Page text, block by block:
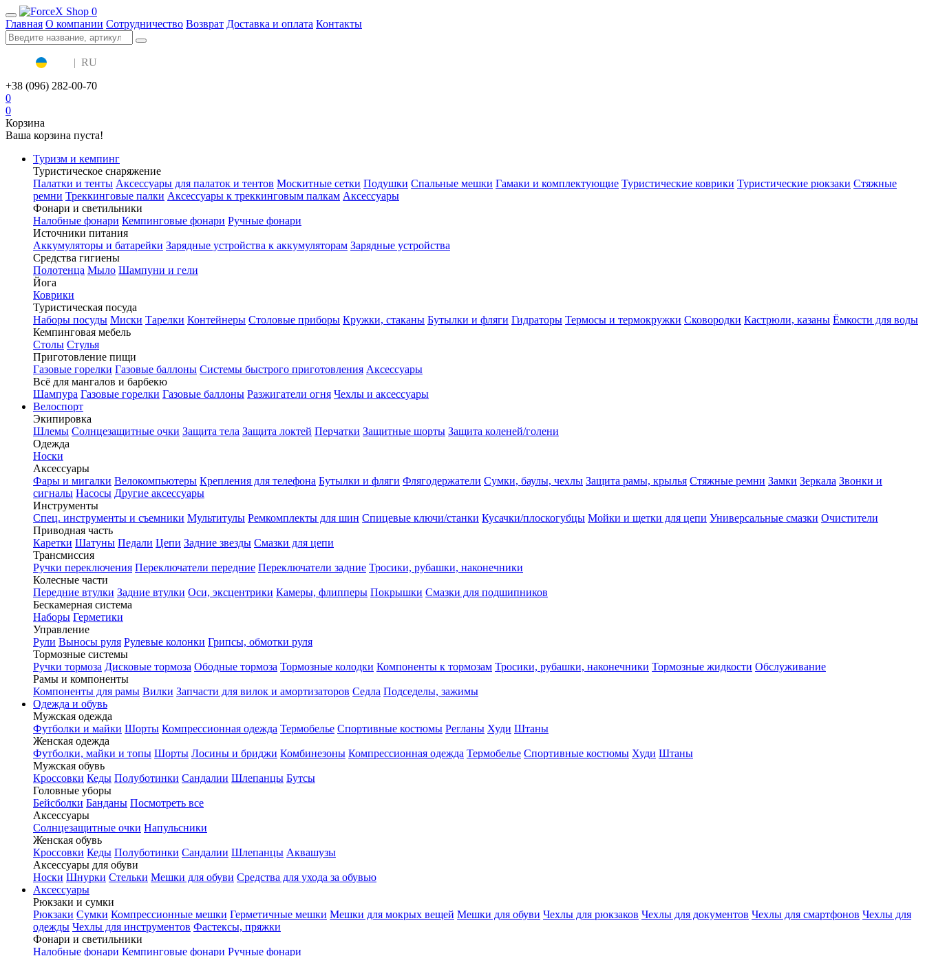
0
Главная О компании Сотрудничество Возврат Доставка и оплата Контакты
| RU
+38 (096) 282-00-70
0
0
Корзина
Ваша корзина пуста!
Туризм и кемпинг
Туристическое снаряжение
Палатки и тенты Аксессуары для палаток и тентов Москитные сетки Подушки Спальные мешки Гамаки и комплектующие Туристические коврики Туристические рюкзаки Стяжные
ремни Треккинговые палки Аксессуары к треккинговым палкам Аксессуары
Фонари и светильники
Налобные фонари Кемпинговые фонари Ручные фонари
Источники питания
Аккумуляторы и батарейки Зарядные устройства к аккумуляторам Зарядные устройства
Средства гигиены
Полотенца Мыло Шампуни и гели
Йога
Коврики
Туристическая посуда
Наборы посуды Миски Тарелки Контейнеры Столовые приборы Кружки, стаканы Бутылки и фляги Гидраторы Термосы и термокружки Сковородки Кастрюли, казаны Ёмкости для воды
Кемпинговая мебель
Столы Стулья
Приготовление пищи
Газовые горелки Газовые баллоны Системы быстрого приготовления Аксессуары
Всё для мангалов и барбекю
Шампура Газовые горелки Газовые баллоны Разжигатели огня Чехлы и аксессуары
Велоспорт
Экипировка
Шлемы Солнцезащитные очки Защита тела Защита локтей Перчатки Защитные шорты Защита коленей/голени
Одежда
Носки
Аксессуары
Фары и мигалки Велокомпьютеры Крепления для телефона Бутылки и фляги Флягодержатели Сумки, баулы, чехлы Защита рамы, крылья Стяжные ремни Замки Зеркала Звонки и
сигналы Насосы Другие аксессуары
Инструменты
Спец. инструменты и съемники Мультитулы Ремкомплекты для шин Спицевые ключи/станки Кусачки/плоскогубцы Мойки и щетки для цепи Универсальные смазки Очистители
Приводная часть
Каретки Шатуны Педали Цепи Задние звезды Смазки для цепи
Трансмиссия
Ручки переключения Переключатели передние Переключатели задние Тросики, рубашки, наконечники
Колесные части
Передние втулки Задние втулки Оси, эксцентрики Камеры, флипперы Покрышки Смазки для подшипников
Бескамерная система
Наборы Герметики
Управление
Рули Выносы руля Рулевые колонки Грипсы, обмотки руля
Тормозные системы
Ручки тормоза Дисковые тормоза Ободные тормоза Тормозные колодки Компоненты к тормозам Тросики, рубашки, наконечники Тормозные жидкости Обслуживание
Рамы и компоненты
Компоненты для рамы Вилки Запчасти для вилок и амортизаторов Седла Подседелы, зажимы
Одежда и обувь
Мужская одежда
Футболки и майки Шорты Компрессионная одежда Термобелье Спортивные костюмы Регланы Худи Штаны
Женская одежда
Футболки, майки и топы Шорты Лосины и бриджи Комбинезоны Компрессионная одежда Термобелье Спортивные костюмы Худи Штаны
Мужская обувь
Кроссовки Кеды Полуботинки Сандалии Шлепанцы Бутсы
Головные уборы
Бейсболки Банданы Посмотреть все
Аксессуары
Солнцезащитные очки Напульсники
Женская обувь
Кроссовки Кеды Полуботинки Сандалии Шлепанцы Аквашузы
Аксессуары для обуви
Носки Шнурки Стельки Мешки для обуви Средства для ухода за обувью
Аксессуары
Рюкзаки и сумки
Рюкзаки Сумки Компрессионные мешки Герметичные мешки Мешки для мокрых вещей Мешки для обуви Чехлы для рюкзаков Чехлы для документов Чехлы для смартфонов Чехлы для
одежды Чехлы для инструментов Фастексы, пряжки
Фонари и светильники
Налобные фонари Кемпинговые фонари Ручные фонари